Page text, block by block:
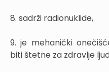
8. sadrži radionuklide,
9. je mehanički
biti štetne za zdravlje